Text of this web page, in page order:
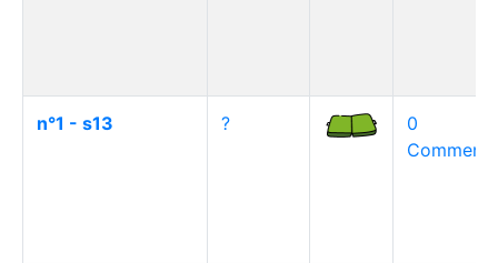
n°1 - s13 ?
0